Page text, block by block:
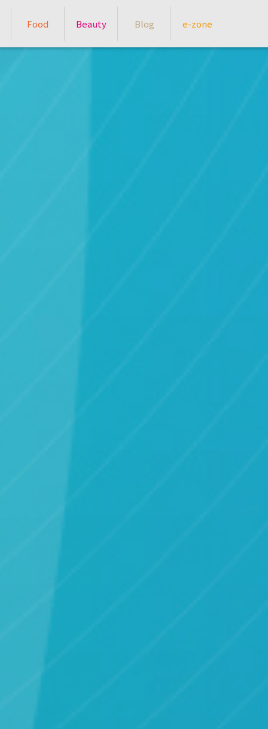
Food Beauty Blog e-zone